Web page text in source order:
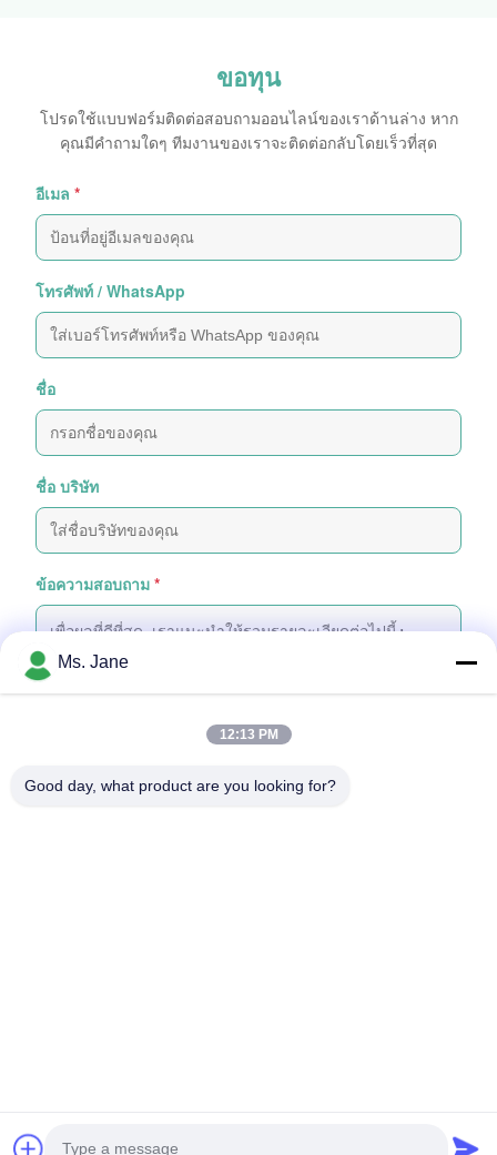
ขอทุน
โปรดใช้แบบฟอร์มติดต่อสอบถามออนไลน์ของเราด้านล่าง หาก
คุณมีคำถามใดๆ ทีมงานของเราจะติดต่อกลับโดยเร็วที่สุด
อีเมล *
โทรศัพท์ / WhatsApp
ชื่อ
ชื่อ บริษัท
ข้อความสอบถาม *
Ms. Jane
12:13 PM
Good day, what product are you looking for?